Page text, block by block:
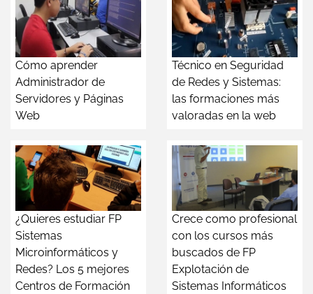
Cómo aprender
Administrador de
Servidores y Páginas
Web
Técnico en Seguridad
de Redes y Sistemas:
las formaciones más
valoradas en la web
¿Quieres estudiar FP
Sistemas
Microinformáticos y
Redes? Los 5 mejores
Centros de Formación
Crece como profesional
con los cursos más
buscados de FP
Explotación de
Sistemas Informáticos